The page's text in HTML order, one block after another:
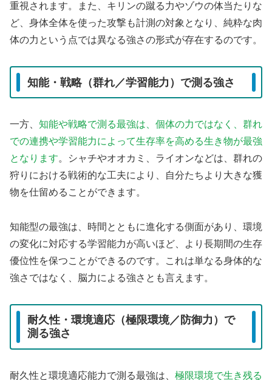
重視されます。また、キリンの蹴る力やゾウの体当たりな
ど、身体全体を使った攻撃も計測の対象となり、純粋な肉
体の力という点では異なる強さの形式が存在するのです。
知能・戦略（群れ／学習能力）で測る強さ
一方、 知能や戦略で測る最強は、個体の力ではなく、群れ
での連携や学習能力によって生存率を高める生き物が最強
となります。シャチやオオカミ、ライオンなどは、群れの
狩りにおける戦術的な工夫により、自分たちより大きな獲
物を仕留めることができます。
知能型の最強は、時間とともに進化する側面があり、環境
の変化に対応する学習能力が高いほど、より長期間の生存
優位性を保つことができるのです。これは単なる身体的な
強さではなく、脳力による強さとも言えます。
耐久性・環境適応（極限環境／防御力）で
測る強さ
耐久性と環境適応能力で測る最強は、 極限環境で生き残る